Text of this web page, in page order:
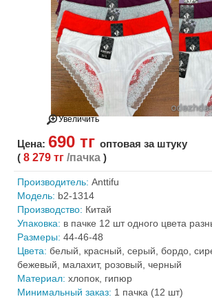
Увеличить
Цена: 690 тг оптовая за штуку
( 8 279 тг /пачка )
Производитель: Anttifu
Модель: b2-1314
Производство: Китай
Упаковка: в пачке 12 шт одного цвета
Размеры: 44-46-48
Цвета: белый, красный, серый, бордо,
бежевый, малахит, розовый, черный
Материал: хлопок, гипюр
Минимальный заказ: 1 пачка (12 шт)